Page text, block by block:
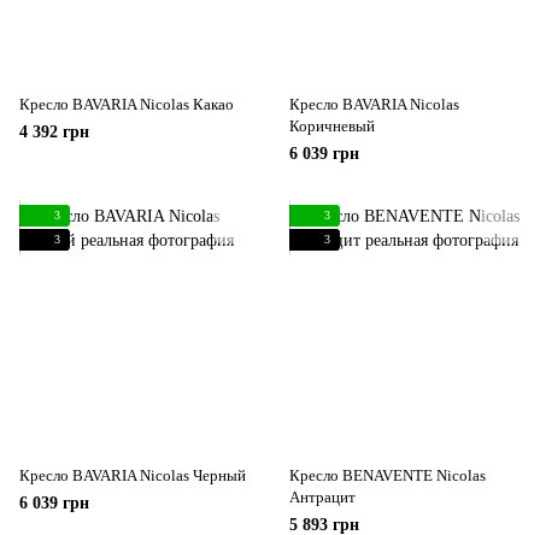
Кресло BAVARIA Nicolas Какао
4 392 грн
Кресло BAVARIA Nicolas
Коричневый
6 039 грн
3
3
Кресло BAVARIA Nicolas Черный
6 039 грн
3
3
Кресло BENAVENTE Nicolas
Антрацит
5 893 грн